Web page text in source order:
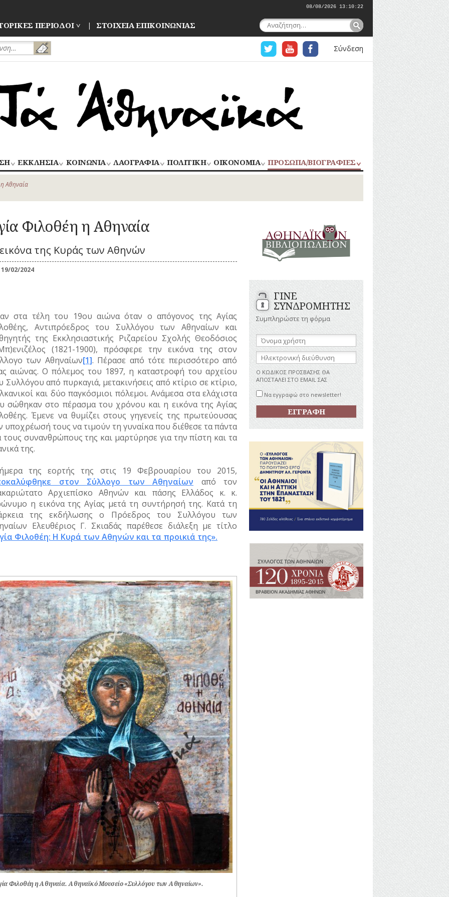
08/08/2026 13:10:24
ΠΕΡΙΟΔΟΙ ΣΤΟΙΧΕΙΑ ΕΠΙΚΟΙΝΩΝΙΑΣ Αναζήτηση
για:
Σύνδεση
ΕΚΚΛΗΣΙΑ
ΝΑΟΙ
–
ΕΟΡΤΕΣ
ΞΩΚΚΛΗΣΙΑ
ΚΟΙΝΩΝΙΑ
ΑΝΘΡΩΠΙΝΕΣ
ΑΣΤΥΝΟΜΙΑ
ΚΑΘΗΜΕΡΙΝΗ
ΖΩΗ
ΜΙΚΡΕΣ
ΙΣΤΟΡΙΕΣ
(ΦΥΣΙΟΓΝΩΜΙΕΣ)
ΤΥΠΟΣ
ΛΑΟΓΡΑΦΙΑ
ΛΑΙΚΗ
Καλλωπισμός
Λαϊκές τέχνες
ΠΝΕΥΜΑΤΙΚΟΣ
μετεωρολογία
Φυτά
Ζώα
Μύθοι
Παραδόσεις
Παροιμίες
Αινίγματα
ΚΟΙΝΩΝΙΚΟΣ
Σχολική ζωή
ΠΟΛΙΤΙΚΗ
ΕΚΛΟΓΕΣ
ΣΗΜΑΝΤΙΚΑ
ΟΙΚΟΝΟΜΙΑ
ΒΙΟΜΗΧΑΝΙΑ
ΚΑΤΑΣΤΗΜΑΤΑ
ΟΙΚΟΝΟΜΙΚΗ
ΤΟΥΡΙΣΜΟΣ
ΤΡΑΠΕΖΕΣ
ΠΡΟΣΩΠΑ/ΒΙΟΓΡΑΦΙΕΣ
ΑΓΩΝΙΣΤΕΣ
ΑΡΧΙΤΕΚΤΟΝΕΣ
ΕΚΚΛΗΣΙΑΣΤΙΚΟΙ
ΑΝΔΡΕΣ
ΕΛΛΗΝΙΚΕΣ
ΠΡΟΣΩΠΙΚΟΤΗΤΕΣ
ΕΠΙΧΕΙΡΗΜΑΤΙΕΣ
ΗΘΟΠΟΙΟΙ
ΚΑΛΛΙΤΕΧΝΕΣ
ΞΕΝΕΣ
ΠΡΟΣΩΠΙΚΟΤΗΤΕΣ
ΑΘΛΗΤΙΣΜΟΥ
ΠΕΡΙΗΓΗΤΕΣ
ΠΟΛΙΤΙΚΟΙ
ΣΥΓΓΡΑΦΕΙΣ
–
ΦΙΛΕΛΛΗΝΕΣ
Αθηναία
Φιλοθέη η Αθηναία
της Κυράς των Αθηνών
19/02/2024
στα τέλη του 19ου αιώνα όταν ο απόγονος της Αγίας
Αντιπρόεδρος του Συλλόγου των Αθηναίων και
της Εκκλησιαστικής Ριζαρείου Σχολής Θεοδόσιος
(1821-1900), πρόσφερε την εικόνα της στον
των Αθηναίων[1]. Πέρασε από τότε περισσότερο από
αιώνας. Ο πόλεμος του 1897, η καταστροφή του αρχείου
Συλλόγου από πυρκαγιά, μετακινήσεις από κτίριο σε κτίριο,
και δύο παγκόσμιοι πόλεμοι. Ανάμεσα στα ελάχιστα
σώθηκαν στο πέρασμα του χρόνου και η εικόνα της Αγίας
Έμενε να θυμίζει στους γηγενείς της πρωτεύουσας
υποχρέωσή τους να τιμούν τη γυναίκα που διέθεσε τα πάντα
τους συνανθρώπους της και μαρτύρησε για την πίστη και τα
της.
της εορτής της στις 19 Φεβρουαρίου του 2015,
στον Σύλλογο των Αθηναίων από τον
Αρχιεπίσκο Αθηνών και πάσης Ελλάδος κ. κ.
η εικόνα της Αγίας μετά τη συντήρησή της. Κατά τη
της εκδήλωσης ο Πρόεδρος του Συλλόγου των
Ελευθέριος Γ. Σκιαδάς παρέθεσε διάλεξη με τίτλο
Φιλοθέη: Η Κυρά των Αθηνών και τα προικιά της».
Φιλοθέη η Αθηναία. Αθηναϊκό Μουσείο «Συλλόγου των Αθηναίων».
ΓΙΝΕ
ΣΥΝΔΡΟΜΗΤΗΣ
Συμπληρώστε τη φόρμα
Όνομα
χρήστη:
Ηλεκτρονική
διεύθυνση:
Ο ΚΩΔΙΚΟΣ ΠΡΟΣΒΑΣΗΣ ΘΑ
ΑΠΟΣΤΑΛΕΙ ΣΤΟ EMAIL ΣΑΣ
Να εγγραφώ στο newsletter!